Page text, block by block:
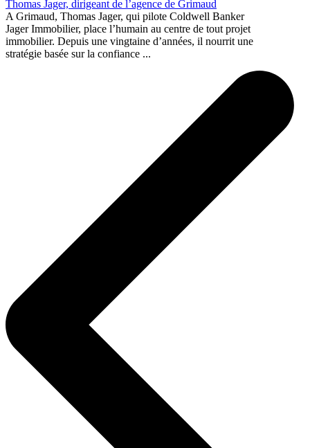
Thomas Jager, dirigeant de l’agence de Grimaud
A Grimaud, Thomas Jager, qui pilote Coldwell Banker
Jager Immobilier, place l’humain au centre de tout projet
immobilier. Depuis une vingtaine d’années, il nourrit une
stratégie basée sur la confiance ...